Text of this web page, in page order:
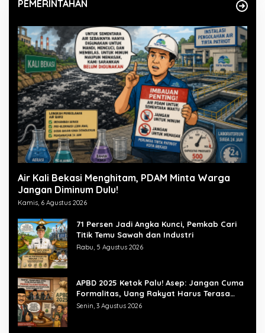
PEMERINTAHAN
Air Kali Bekasi Menghitam, PDAM Minta Warga
Jangan Diminum Dulu!
Kamis, 6 Agustus 2026
71 Persen Jadi Angka Kunci, Pemkab Cari
Titik Temu Sawah dan Industri
Rabu, 5 Agustus 2026
APBD 2025 Ketok Palu! Asep: Jangan Cuma
Formalitas, Uang Rakyat Harus Terasa
Manfaatnya
Senin, 3 Agustus 2026